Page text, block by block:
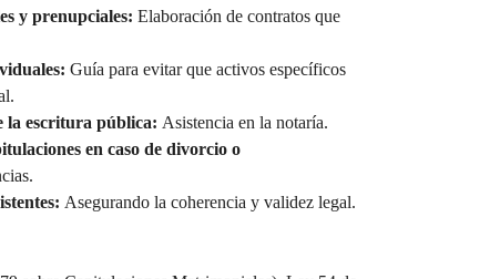
y prenupciales: Elaboración de contratos que
Guía para evitar que activos específicos
la escritura pública: Asistencia en la notaría.
en caso de divorcio o
Asegurando la coherencia y validez legal.